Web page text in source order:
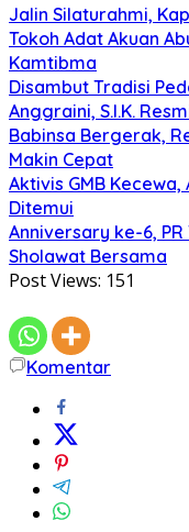
Jalin Silaturahmi,
Tokoh Adat Akuan
Kamtibma
Disambut Tradisi
Anggraini, S.I.K.
Babinsa Bergerak,
Makin Cepat
Aktivis GMB
Ditemui
Anniversary ke-6,
Sholawat Bersama
Post Views: 151
Komentar